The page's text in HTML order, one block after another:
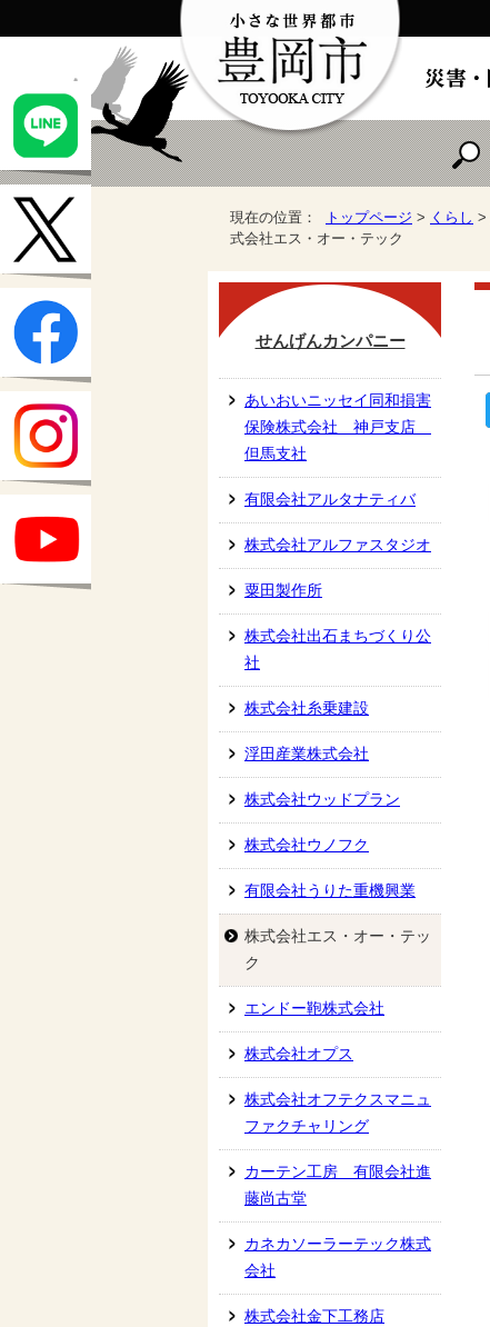
現在の位置： トップページ > くらし >
式会社エス・オー・テック
せんげんカンパニー
あいおいニッセイ同和損害
保険株式会社 神戸支店
但馬支社
有限会社アルタナティバ
株式会社アルファスタジオ
粟田製作所
株式会社出石まちづくり公
社
株式会社糸乗建設
浮田産業株式会社
株式会社ウッドプラン
株式会社ウノフク
有限会社うりた重機興業
株式会社エス・オー・テッ
ク
エンドー鞄株式会社
株式会社オプス
株式会社オフテクスマニュ
ファクチャリング
カーテン工房 有限会社進
藤尚古堂
カネカソーラーテック株式
会社
株式会社金下工務店